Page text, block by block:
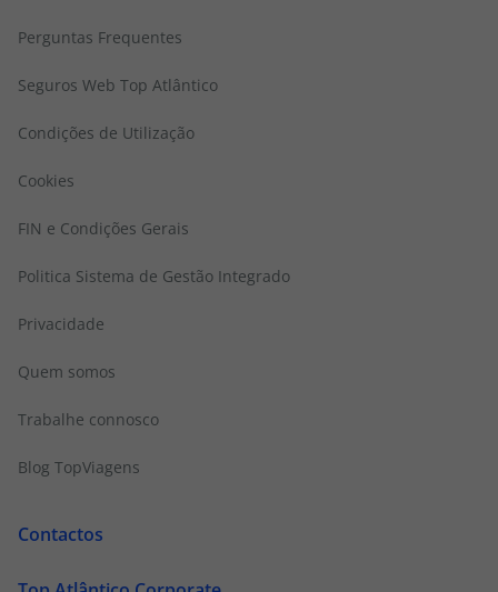
Perguntas Frequentes
Seguros Web Top Atlântico
Condições de Utilização
Cookies
FIN e Condições Gerais
Politica Sistema de Gestão Integrado
Privacidade
Quem somos
Trabalhe connosco
Blog TopViagens
Contactos